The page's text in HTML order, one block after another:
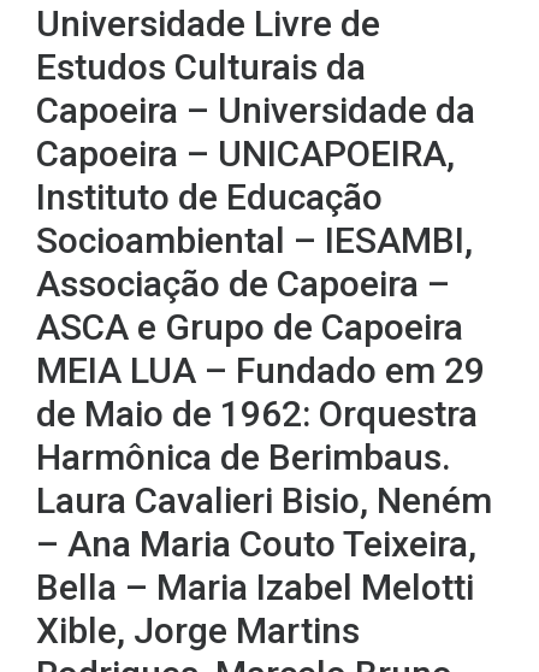
Universidade Livre de
Estudos Culturais da
Capoeira – Universidade da
Capoeira – UNICAPOEIRA,
Instituto de Educação
Socioambiental – IESAMBI,
Associação de Capoeira –
ASCA e Grupo de Capoeira
MEIA LUA – Fundado em 29
de Maio de 1962: Orquestra
Harmônica de Berimbaus.
Laura Cavalieri Bisio, Neném
– Ana Maria Couto Teixeira,
Bella – Maria Izabel Melotti
Xible, Jorge Martins